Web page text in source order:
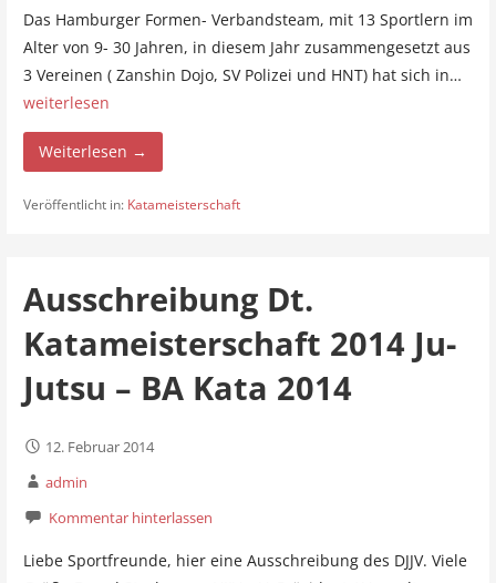
Das Hamburger Formen- Verbandsteam, mit 13 Sportlern im
Alter von 9- 30 Jahren, in diesem Jahr zusammengesetzt aus
3 Vereinen ( Zanshin Dojo, SV Polizei und HNT) hat sich in…
weiterlesen
Weiterlesen →
Veröffentlicht in: Katameisterschaft
Ausschreibung Dt.
Katameisterschaft 2014 Ju-
Jutsu – BA Kata 2014
12. Februar 2014
admin
Kommentar hinterlassen
Liebe Sportfreunde, hier eine Ausschreibung des DJJV. Viele